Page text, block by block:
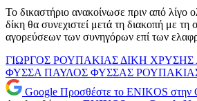
Το δικαστήριο ανακοίνωσε πριν από λίγο
δίκη θα συνεχιστεί μετά τη διακοπή με τη
αγορεύσεων των συνηγόρων επί των
ΓΙΩΡΓΟΣ ΡΟΥΠΑΚΙΑΣ ΔΙΚΗ ΧΡΥΣΗΣ
ΦΥΣΣΑ ΠΑΥΛΟΣ ΦΥΣΣΑΣ
Google Προσθέστε το ENIKOS στην